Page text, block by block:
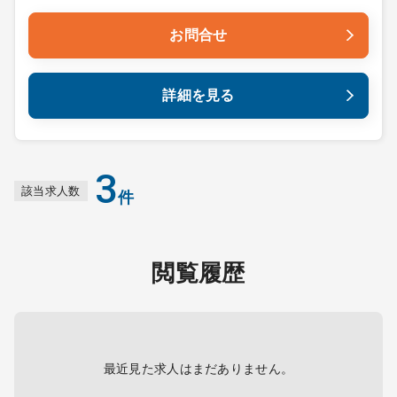
お問合せ
詳細を見る
該当求人数 3件
閲覧履歴
最近見た求人はまだありません。